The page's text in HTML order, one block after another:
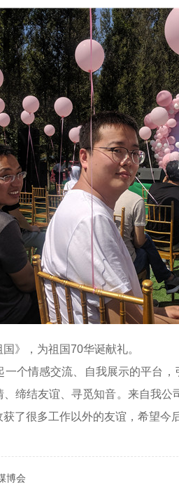
》，为祖国70华诞献礼。
个情感交流、自我展示的平台
缔结友谊、寻觅知音。来自我
了很多工作以外的友谊，希望今
博会